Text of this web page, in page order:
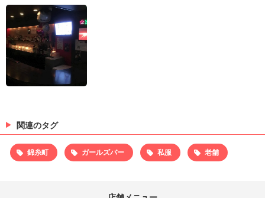
関連のタグ
錦糸町 ガールズバー 私服 老舗